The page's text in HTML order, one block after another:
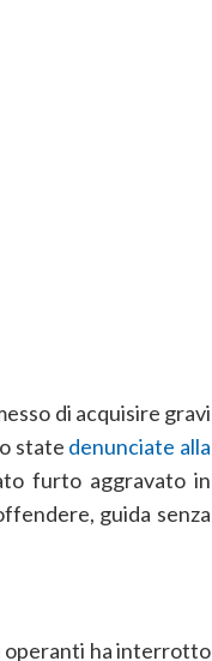
di acquisire gravi
state denunciate alla
furto aggravato in
guida senza
operanti ha interrotto